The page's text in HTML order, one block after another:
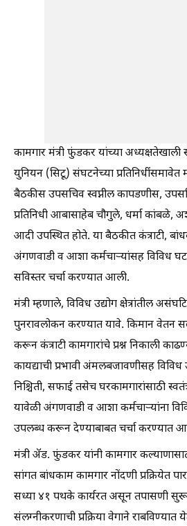
कामगार मंत्री फुंडकर यांच्या
युनियन (सिटू) संघटनेच्या प्रतिनिधींसमावेत
बैठकीस उपसचिव स्वप्नील कापडणीस,
प्रतिनिधी आबासाहेब चौगुले, धर्मा कांबळे,
आदी उपस्थित होते. या बैठकीत कंत्राटी,
अंगणवाडी व आशा कर्मचाऱ्यांसह विविध
सविस्तर चर्चा करण्यात आली.
मंत्री म्हणाले, विविध उद्योग क्षेत्रांतील
पुनरावलोकन करण्यात यावे. किमान वेतन
करून कंत्राटी कामगारांचे प्रश्न निकाली
कायद्याची प्रभावी अंमलबजावणीसह विविध
निश्चिती, सफाई तसेच घरकामगारांसाठी
यावेळी अंगणवाडी व आशा कर्मचाऱ्यांना
उपलब्ध करून देण्याबाबत चर्चा करण्यात
मंत्री ॲड. फुंडकर यांनी कामगार
सांगत बांधकाम कामगार नोंदणी प्रक्रियेत
सध्या ४१ पथके कार्यरत असून तपासणी
संलग्नीकरणाची प्रक्रिया वेगाने राबविण्यात